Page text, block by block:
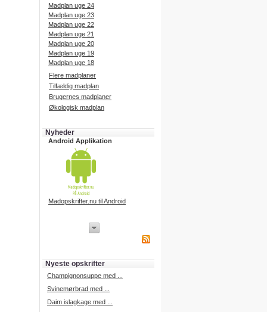
Madplan uge 24
Madplan uge 23
Madplan uge 22
Madplan uge 21
Madplan uge 20
Madplan uge 19
Madplan uge 18
Flere madplaner
Tilfældig madplan
Brugernes madplaner
Økologisk madplan
Nyheder
Android Applikation
Madopskrifter.nu til Android
iPhone udvikling
Nyeste opskrifter
Champignonsuppe med ...
Svinemørbrad med ...
Daim islagkage med ...